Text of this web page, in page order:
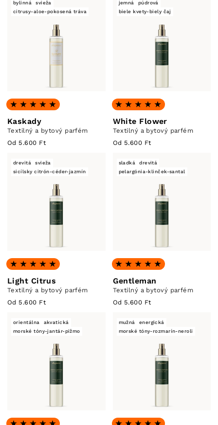
bylinná
svieža
citrusy-aloe-pokosená tráva
Hodnotenie: 5.0 z 5
Kaskady
Textilný a bytový parfém
Od 5.600 Ft
jemná
púdrová
biele kvety-biely čaj
Hodnotenie: 5.0 z 5
White Flower
Textilný a bytový parfém
Od 5.600 Ft
drevitá
svieža
sicílsky citrón-céder-jazmín
Hodnotenie: 4.86 z 5
Light Citrus
Textilný a bytový parfém
Od 5.600 Ft
sladká
drevitá
pelargónia-klinček-santal
Hodnotenie: 4.92 z 5
Gentleman
Textilný a bytový parfém
Od 5.600 Ft
orientálna
akvatická
morské tóny-jantár-pižmo
mužná
energická
morské tóny-rozmarín-neroli